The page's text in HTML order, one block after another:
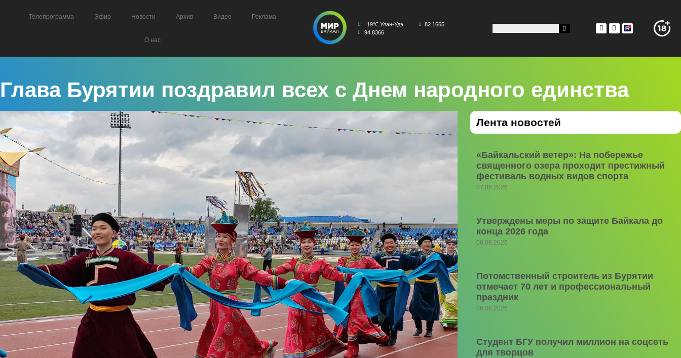
Телепрограмма Эфир Новости Архив Видео Реклама
О нас
19℃ Улан-Удэ
82.1665
94.8366
Глава Бурятии поздравил всех с Днем народного единства
Лента новостей
«Байкальский ветер»: На побережье
священного озера проходит престижный
фестиваль водных видов спорта
07.08.2026
Утверждены меры по защите Байкала до
конца 2026 года
06.08.2026
Потомственный строитель из Бурятии
отмечает 70 лет и профессиональный
праздник
06.08.2026
Студент БГУ получил миллион на соцсеть
для творцов